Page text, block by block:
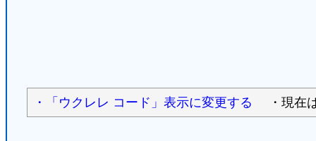
・「ウクレレ コード」表示に変更する ・現在